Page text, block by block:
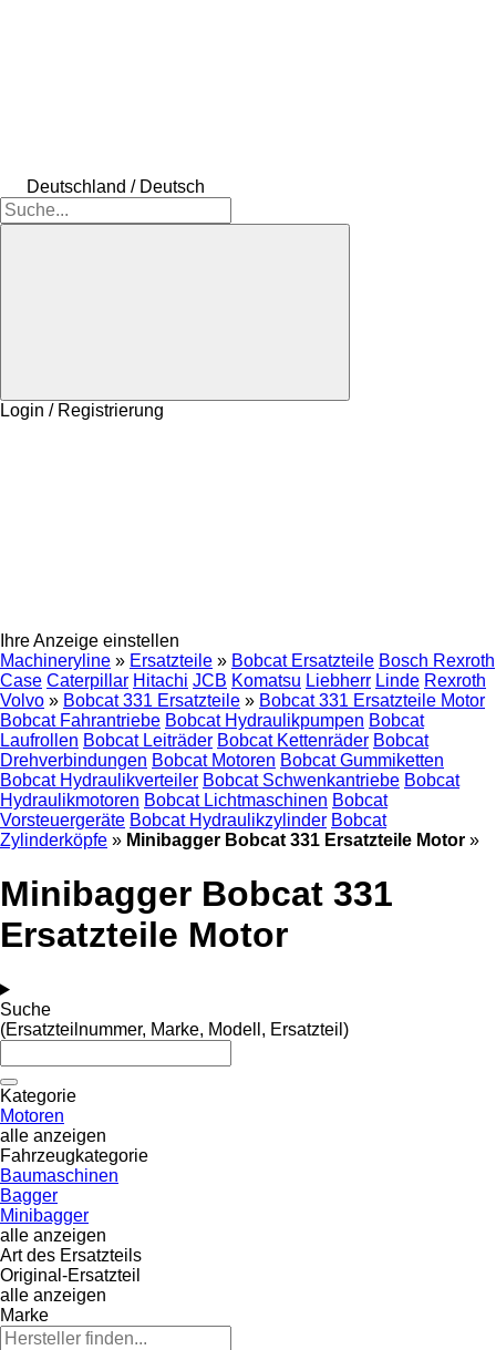
Deutschland / Deutsch
Login / Registrierung
Ihre Anzeige einstellen
Machineryline » Ersatzteile » Bobcat Ersatzteile Bosch Rexroth
Case Caterpillar Hitachi JCB Komatsu Liebherr Linde Rexroth
Volvo » Bobcat 331 Ersatzteile » Bobcat 331 Ersatzteile Motor
Bobcat Fahrantriebe Bobcat Hydraulikpumpen Bobcat
Laufrollen Bobcat Leiträder Bobcat Kettenräder Bobcat
Drehverbindungen Bobcat Motoren Bobcat Gummiketten
Bobcat Hydraulikverteiler Bobcat Schwenkantriebe Bobcat
Hydraulikmotoren Bobcat Lichtmaschinen Bobcat
Vorsteuergeräte Bobcat Hydraulikzylinder Bobcat
Zylinderköpfe » Minibagger Bobcat 331 Ersatzteile Motor »
Minibagger Bobcat 331
Ersatzteile Motor
Suche
(Ersatzteilnummer, Marke, Modell, Ersatzteil)
Kategorie
Motoren
alle anzeigen
Fahrzeugkategorie
Baumaschinen
Bagger
Minibagger
alle anzeigen
Art des Ersatzteils
Original-Ersatzteil
alle anzeigen
Marke